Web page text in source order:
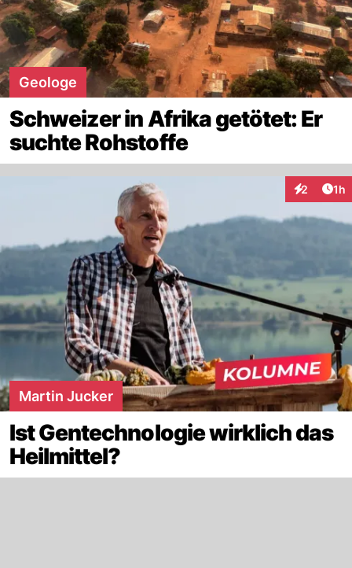
Geologe
Schweizer in Afrika getötet: Er
suchte Rohstoffe
2 1h
Martin Jucker
Ist Gentechnologie wirklich das
Heilmittel?